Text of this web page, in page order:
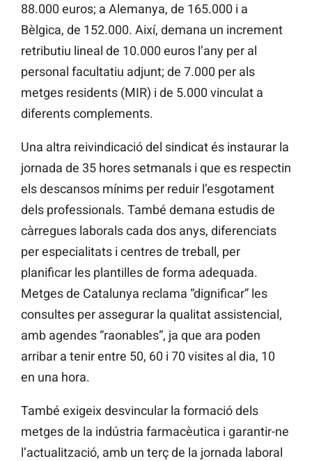
88.000 euros; a Alemanya, de 165.000 i a
Bèlgica, de 152.000. Així, demana un increment
retributiu lineal de 10.000 euros l’any per al
personal facultatiu adjunt; de 7.000 per als
metges residents (MIR) i de 5.000 vinculat a
diferents complements.
Una altra reivindicació del sindicat és instaurar la
jornada de 35 hores setmanals i que es respectin
els descansos mínims per reduir l’esgotament
dels professionals. També demana estudis de
càrregues laborals cada dos anys, diferenciats
per especialitats i centres de treball, per
planificar les plantilles de forma adequada.
Metges de Catalunya reclama “dignificar” les
consultes per assegurar la qualitat assistencial,
amb agendes “raonables”, ja que ara poden
arribar a tenir entre 50, 60 i 70 visites al dia, 10
en una hora.
També exigeix desvincular la formació dels
metges de la indústria farmacèutica i garantir-ne
l’actualització, amb un terç de la jornada laboral